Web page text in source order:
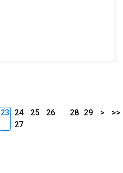
23 24 25
26
27
28 29 > >>